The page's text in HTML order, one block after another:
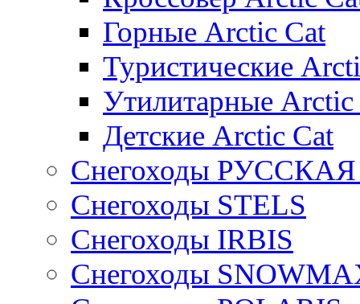
Горные Arctic Cat
Туристические
Утилитарные
Детские Arctic Cat
Снегоходы
Снегоходы STELS
Снегоходы IRBIS
Снегоходы